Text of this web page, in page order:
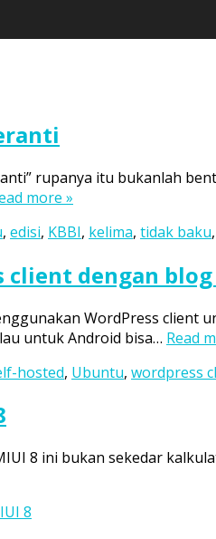
rupanya itu bukanlah
more »
, edisi, KBBI, kelima, tidak baku,
client dengan
WordPress
untuk Android bisa… Read
hosted, Ubuntu, wordpress
8 ini bukan sekedar
8